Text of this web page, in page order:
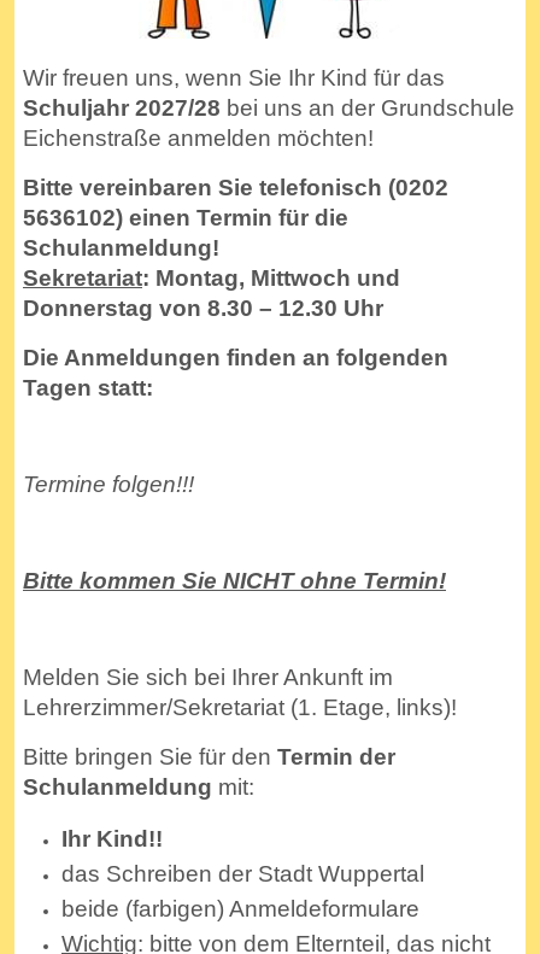
Wir freuen uns, wenn Sie Ihr Kind für das
Schuljahr 2027/28 bei uns an der Grundschule
Eichenstraße anmelden möchten!
Bitte vereinbaren Sie telefonisch (0202
5636102) einen Termin für die
Schulanmeldung!
Sekretariat: Montag, Mittwoch und
Donnerstag von 8.30 – 12.30 Uhr
Die Anmeldungen finden an folgenden
Tagen statt:
Termine folgen!!!
Bitte kommen Sie NICHT ohne Termin!
Melden Sie sich bei Ihrer Ankunft im
Lehrerzimmer/Sekretariat (1. Etage, links)!
Bitte bringen Sie für den Termin der
Schulanmeldung mit:
Ihr Kind!!
das Schreiben der Stadt Wuppertal
beide (farbigen) Anmeldeformulare
Wichtig: bitte von dem Elternteil, das nicht